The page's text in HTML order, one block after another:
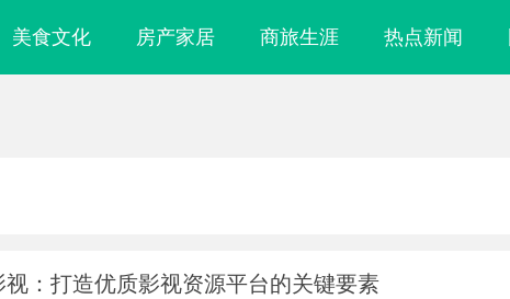
美食文化 房产家居 商旅生涯 热点新闻
：打造优质影视资源平台的关键要素